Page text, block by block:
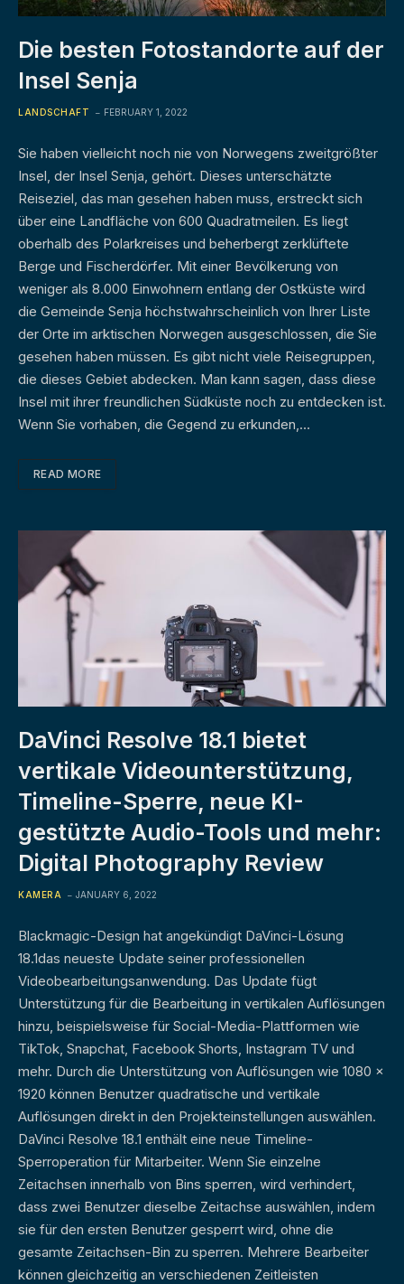
Die besten Fotostandorte auf der
Insel Senja
LANDSCHAFT FEBRUARY 1, 2022
Sie haben vielleicht noch nie von Norwegens zweitgrößter
Insel, der Insel Senja, gehört. Dieses unterschätzte
Reiseziel, das man gesehen haben muss, erstreckt sich
über eine Landfläche von 600 Quadratmeilen. Es liegt
oberhalb des Polarkreises und beherbergt zerklüftete
Berge und Fischerdörfer. Mit einer Bevölkerung von
weniger als 8.000 Einwohnern entlang der Ostküste wird
die Gemeinde Senja höchstwahrscheinlich von Ihrer Liste
der Orte im arktischen Norwegen ausgeschlossen, die Sie
gesehen haben müssen. Es gibt nicht viele Reisegruppen,
die dieses Gebiet abdecken. Man kann sagen, dass diese
Insel mit ihrer freundlichen Südküste noch zu entdecken ist.
Wenn Sie vorhaben, die Gegend zu erkunden,…
READ MORE
DaVinci Resolve 18.1 bietet
vertikale Videounterstützung,
Timeline-Sperre, neue KI-
gestützte Audio-Tools und mehr:
Digital Photography Review
KAMERA JANUARY 6, 2022
Blackmagic-Design hat angekündigt DaVinci-Lösung
18.1das neueste Update seiner professionellen
Videobearbeitungsanwendung. Das Update fügt
Unterstützung für die Bearbeitung in vertikalen Auflösungen
hinzu, beispielsweise für Social-Media-Plattformen wie
TikTok, Snapchat, Facebook Shorts, Instagram TV und
mehr. Durch die Unterstützung von Auflösungen wie 1080 x
1920 können Benutzer quadratische und vertikale
Auflösungen direkt in den Projekteinstellungen auswählen.
DaVinci Resolve 18.1 enthält eine neue Timeline-
Sperroperation für Mitarbeiter. Wenn Sie einzelne
Zeitachsen innerhalb von Bins sperren, wird verhindert,
dass zwei Benutzer dieselbe Zeitachse auswählen, indem
sie für den ersten Benutzer gesperrt wird, ohne die
gesamte Zeitachsen-Bin zu sperren. Mehrere Bearbeiter
können gleichzeitig an verschiedenen Zeitleisten